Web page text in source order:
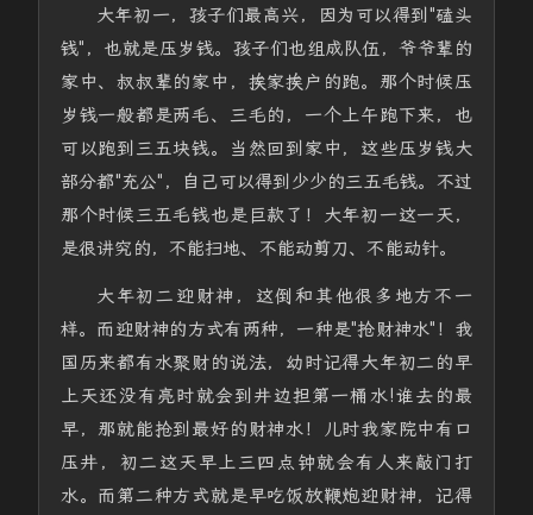
大年初一，孩子们最高兴，因为可以得到"磕头
钱"，也就是压岁钱。孩子们也组成队伍，爷爷辈的
家中、叔叔辈的家中，挨家挨户的跑。那个时候压
岁钱一般都是两毛、三毛的，一个上午跑下来，也
可以跑到三五块钱。当然回到家中，这些压岁钱大
部分都"充公"，自己可以得到少少的三五毛钱。不过
那个时候三五毛钱也是巨款了！大年初一这一天，
是很讲究的，不能扫地、不能动剪刀、不能动针。
大年初二迎财神，这倒和其他很多地方不一
样。而迎财神的方式有两种，一种是"抢财神水"！我
国历来都有水聚财的说法，幼时记得大年初二的早
上天还没有亮时就会到井边担第一桶水!谁去的最
早，那就能抢到最好的财神水！儿时我家院中有口
压井，初二这天早上三四点钟就会有人来敲门打
水。而第二种方式就是早吃饭放鞭炮迎财神，记得